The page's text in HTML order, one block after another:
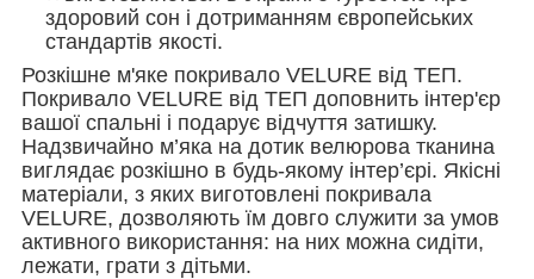
здоровий сон і дотриманням європейських
стандартів якості.
Розкішне м'яке покривало VELURE від ТЕП.
Покривало VELURE від ТЕП доповнить інтер'єр
вашої спальні і подарує відчуття затишку.
Надзвичайно м’яка на дотик велюрова тканина
виглядає розкішно в будь-якому інтер’єрі. Якісні
матеріали, з яких виготовлені покривала
VELURE, дозволяють їм довго служити за умов
активного використання: на них можна сидіти,
лежати, грати з дітьми.